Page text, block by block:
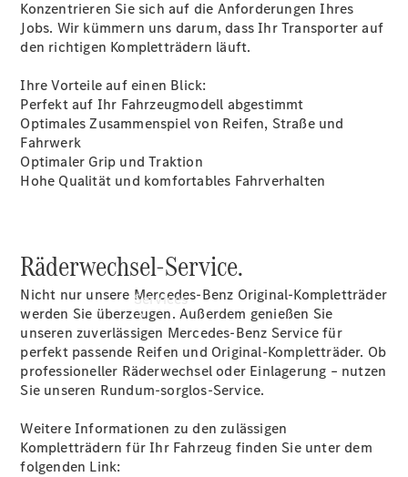
Übersicht
Gebrauchtwagensuche
Junge
Digitale
Extras
Services
Übersicht
Konzentrieren Sie sich auf die Anforderungen Ihres
Jobs. Wir kümmern uns darum, dass Ihr Transporter auf
den richtigen Kompletträdern läuft.
Ihre Vorteile auf einen Blick:
Perfekt auf Ihr Fahrzeugmodell abgestimmt
Optimales Zusammenspiel von Reifen, Straße und
Fahrwerk
Optimaler Grip und Traktion
Hohe Qualität und komfortables Fahrverhalten
Räderwechsel-Service.
Nicht nur unsere Mercedes-Benz Original-Kompletträder
werden Sie überzeugen. Außerdem genießen Sie
unseren zuverlässigen Mercedes-Benz Service für
perfekt passende Reifen und Original-Kompletträder. Ob
professioneller Räderwechsel oder Einlagerung – nutzen
Sie unseren Rundum-sorglos-Service.
Weitere Informationen zu den zulässigen
Kompletträdern für Ihr Fahrzeug finden Sie unter dem
folgenden Link: